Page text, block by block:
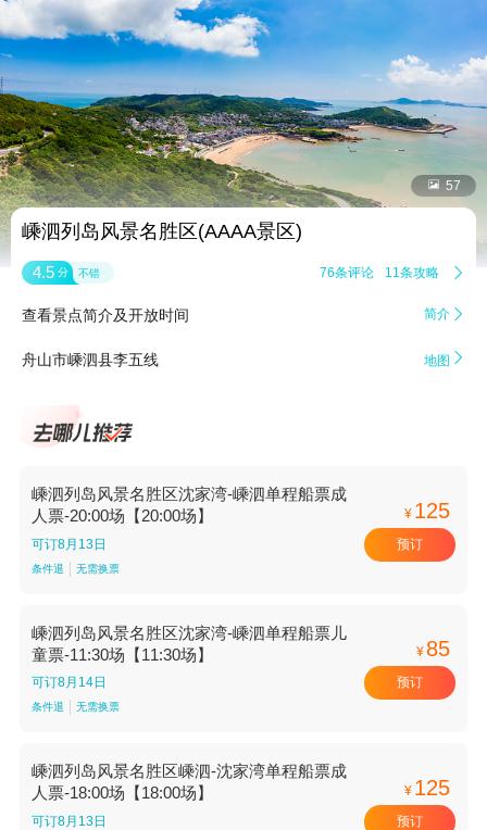
 57
嵊泗列岛风景名胜区(AAAA景区)
4.5 分 不错 76条评论 11条攻略 
查看景点简介及开放时间 简介 
舟山市嵊泗县李五线 地图 
嵊泗列岛风景名胜区沈家湾-嵊泗单程船票成
人票-20:00场【20:00场】
可订8月13日
条件退 无需换票
¥ 125
预订
嵊泗列岛风景名胜区沈家湾-嵊泗单程船票儿
童票-11:30场【11:30场】
可订8月14日
条件退 无需换票
¥ 85
预订
嵊泗列岛风景名胜区嵊泗-沈家湾单程船票成
人票-18:00场【18:00场】
可订8月13日
¥ 125
预订
